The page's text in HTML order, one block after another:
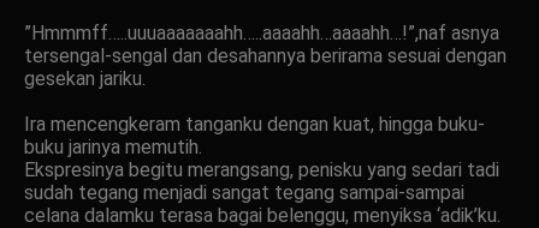
”Hmmmff…..uuuaaaaaaahh…..aaaahh…aaaahh…!”,naf asnya
tersengal-sengal dan desahannya berirama sesuai dengan
gesekan jariku.
Ira mencengkeram tanganku dengan kuat, hingga buku-
buku jarinya memutih.
Ekspresinya begitu merangsang, penisku yang sedari tadi
sudah tegang menjadi sangat tegang sampai-sampai
celana dalamku terasa bagai belenggu, menyiksa ‘adik’ku.